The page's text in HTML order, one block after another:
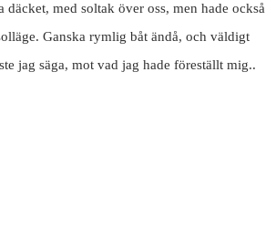
däcket, med soltak över oss, men hade också
Ganska rymlig båt ändå, och väldigt
jag säga, mot vad jag hade föreställt mig..